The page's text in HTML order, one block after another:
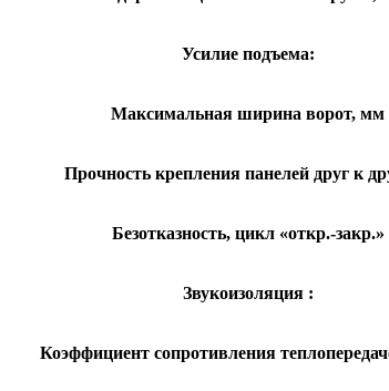
Усилие подъема:
Максимальная ширина ворот, мм
Прочность крепления панелей друг к
Безотказность, цикл «откр.-закр.»
Звукоизоляция :
Коэффициент сопротивления